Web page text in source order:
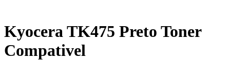
Kyocera TK475 Preto Toner
Compativel